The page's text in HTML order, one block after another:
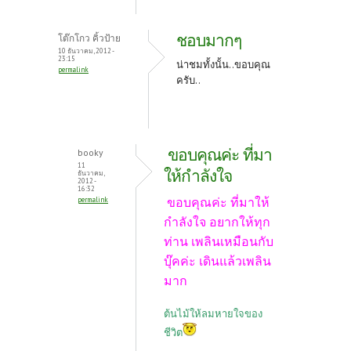
โต๊กโกว คิ้วป้าย
10 ธันวาคม, 2012 -
23:15
permalink
ชอบมากๆ
น่าชมทั้งนั้น..ขอบคุณ
ครับ..
booky
11
ธันวาคม,
2012 -
16:32
permalink
ขอบคุณค่ะ ที่มา
ให้กำลังใจ
ขอบคุณค่ะ ที่มาให้
กำลังใจ อยากให้ทุก
ท่าน เพลินเหมือนกับ
บุ๊คค่ะ เดินแล้วเพลิน
มาก
ต้นไม้ให้ลมหายใจของ
ชีวิต